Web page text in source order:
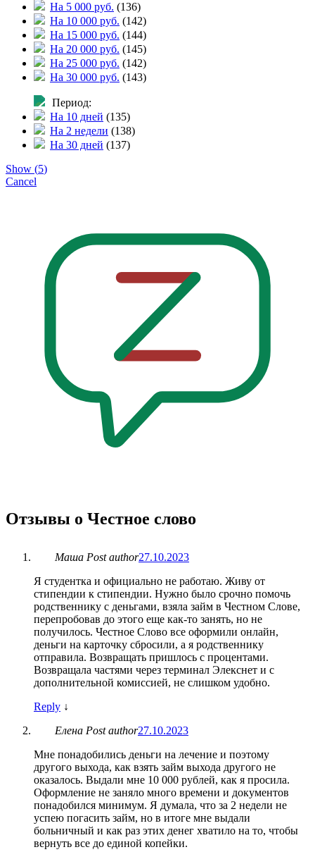
На 5 000 руб. (136)
На 10 000 руб. (142)
На 15 000 руб. (144)
На 20 000 руб. (145)
На 25 000 руб. (142)
На 30 000 руб. (143)
Период:
На 10 дней (135)
На 2 недели (138)
На 30 дней (137)
Show (5)
Cancel
Отзывы о Честное слово
Маша Post author27.10.2023
Я студентка и официально не работаю. Живу от
стипендии к стипендии. Нужно было срочно помочь
родственнику с деньгами, взяла займ в Честном Слове,
перепробовав до этого еще как-то занять, но не
получилось. Честное Слово все оформили онлайн,
деньги на карточку сбросили, а я родственнику
отправила. Возвращать пришлось с процентами.
Возвращала частями через терминал Элекснет и с
дополнительной комиссией, не слишком удобно.
Reply ↓
Елена Post author27.10.2023
Мне понадобились деньги на лечение и поэтому
другого выхода, как взять займ выхода другого не
оказалось. Выдали мне 10 000 рублей, как я просила.
Оформление не заняло много времени и документов
понадобился минимум. Я думала, что за 2 недели не
успею погасить займ, но в итоге мне выдали
больничный и как раз этих денег хватило на то, чтобы
вернуть все до единой копейки.